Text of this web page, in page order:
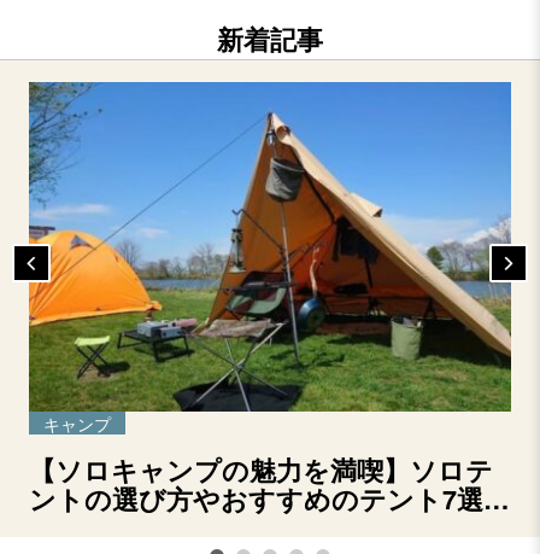
新着記事
キャンプ
【ソロキャンプの魅力を満喫】ソロテ
ントの選び方やおすすめのテント7選を